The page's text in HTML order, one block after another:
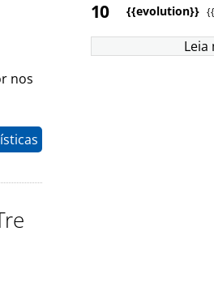
nos
{{evolution}}
Leia